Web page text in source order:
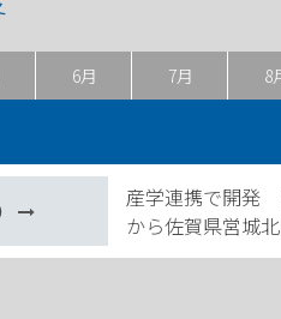
6月 7月 8
産学連携で開発
から佐賀県営城